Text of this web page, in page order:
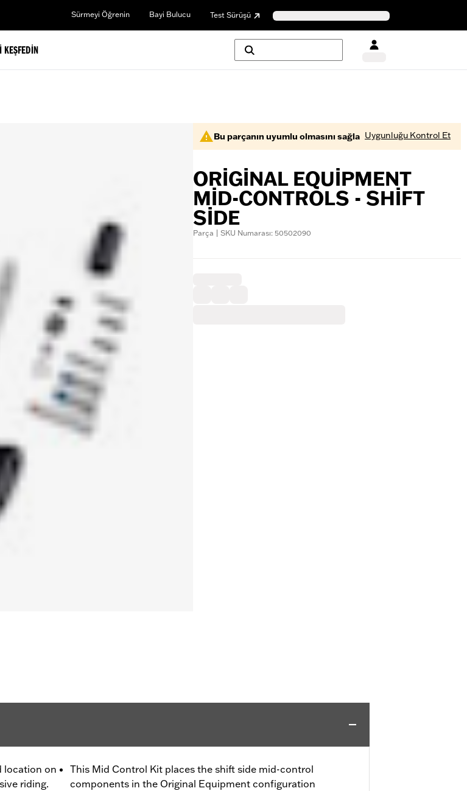
Sürmeyi Öğrenin Bayi Bulucu Test Sürüşü
KEŞFEDIN
Bu parçanın uyumlu olmasını sağla Uygunluğu Kontrol Et
ORIGINAL EQUIPMENT
MID-CONTROLS - SHIFT
SIDE
Parça | SKU Numarası: 50502090
location on
riding.
This Mid Control Kit places the shift side mid-control
components in the Original Equipment configuration